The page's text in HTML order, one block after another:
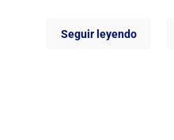
Seguir leyendo